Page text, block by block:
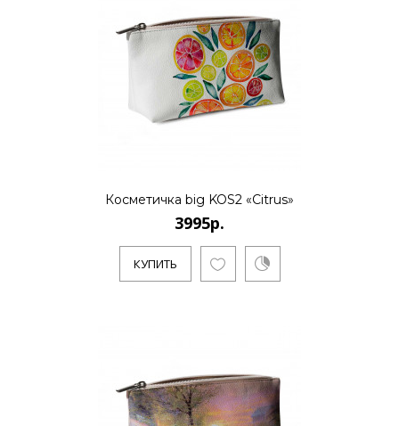
3995р.
КУПИТЬ
3995р.
КУПИТЬ
Косметичка big KOS2 «Citrus»
3995р.
КУПИТЬ